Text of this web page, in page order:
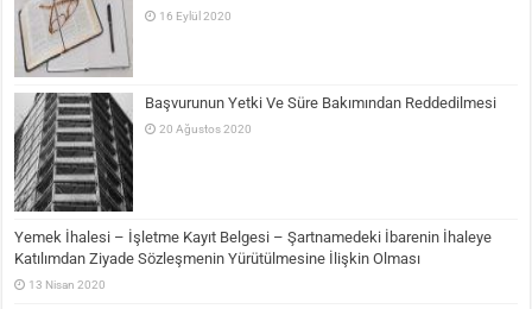
16 Eylül 2020
Başvurunun Yetki Ve Süre Bakımından Reddedilmesi
20 Ağustos 2020
Yemek İhalesi – İşletme Kayıt Belgesi – Şartnamedeki İbarenin İhaleye
Katılımdan Ziyade Sözleşmenin Yürütülmesine İlişkin Olması
13 Nisan 2020